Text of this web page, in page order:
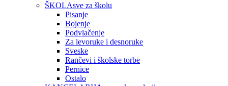
ŠKOLAsve za školu
Pisanje
Bojenje
Podvlačenje
Za levoruke i desnoruke
Sveske
Rančevi i školske torbe
Pernice
Ostalo